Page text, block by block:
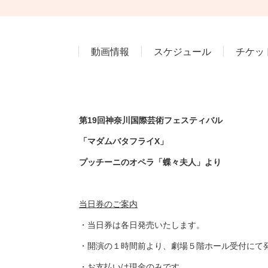
動画情報 スケジュール チケッ
第19回神奈川国際芸術フェスティバル
「マダムバタフライX 」
プッチーニのオペラ「蝶々夫人」より
当日券のご案内
・当日券は各日発売いたします。
・開演の１時間前より、劇場５階ホール受付にて